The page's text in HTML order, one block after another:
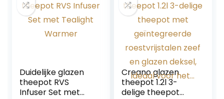
Duidelijke glazen
theepot RVS
Infuser Set met
Creano glazen
theepot 1.2l 3-
delige theepot